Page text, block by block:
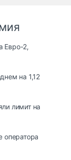
Евро-2,
на 1,12
лимит на
оператора